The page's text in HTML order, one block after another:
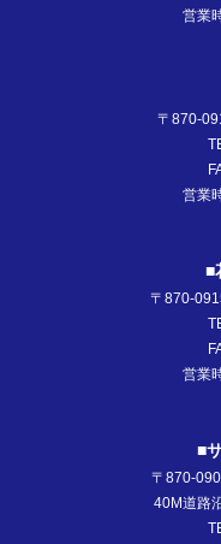
営業
〒870-
営業
■
〒870-
営業
■
〒870-
40M道路